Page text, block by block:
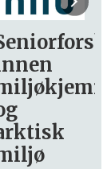
fast
august.